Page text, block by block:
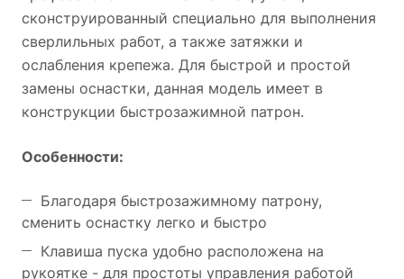
сконструированный специально для выполнения
сверлильных работ, а также затяжки и
ослабления крепежа. Для быстрой и простой
замены оснастки, данная модель имеет в
конструкции быстрозажимной патрон.
Особенности:
Благодаря быстрозажимному патрону,
сменить оснастку легко и быстро
Клавиша пуска удобно расположена на
рукоятке - для простоты управления работой